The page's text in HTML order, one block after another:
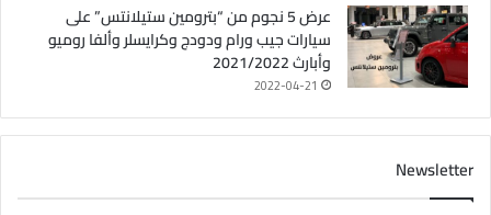
عرض 5 نجوم من “بترومين ستيلانتس” على
سيارات جيب ورام ودودج وكرايسلر وألفا روميو
وأبارث 2021/2022
2022-04-21
Newsletter